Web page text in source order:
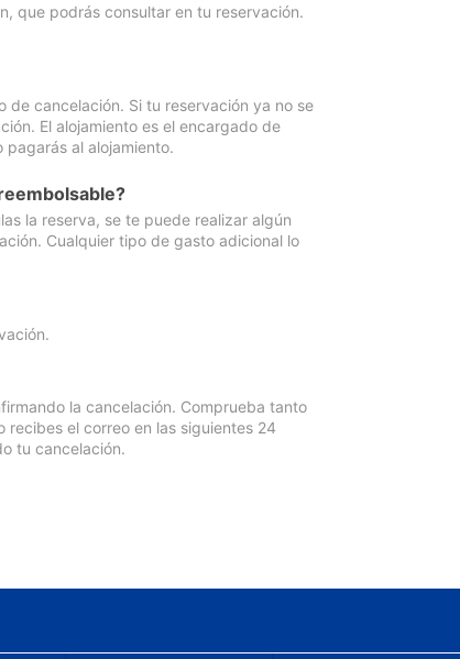
que podrás consultar en tu reservación.
de cancelación. Si tu reservación ya no se
El alojamiento es el encargado de
al alojamiento.
la reserva, se te puede realizar algún
Cualquier tipo de gasto adicional lo
la cancelación. Comprueba tanto
el correo en las siguientes 24
tu cancelación.